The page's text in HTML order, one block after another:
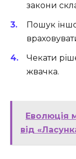
закони
Пошук
Чекати
жвачка.
Еволюція
від